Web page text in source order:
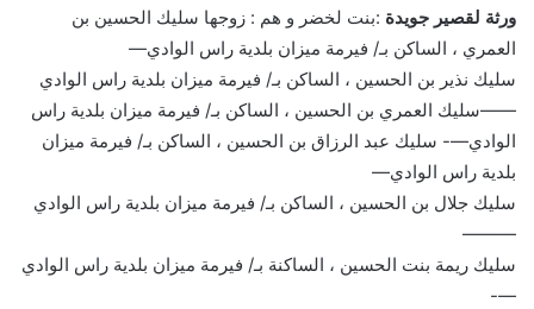
ورثة لقصير جويدة :بنت لخضر و هم : زوجها سليك الحسين بن
العمري ، الساكن بـ/ فيرمة ميزان بلدية راس الوادي—
سليك نذير بن الحسين ، الساكن بـ/ فيرمة ميزان بلدية راس الوادي
——سليك العمري بن الحسين ، الساكن بـ/ فيرمة ميزان بلدية راس
الوادي—- سليك عبد الرزاق بن الحسين ، الساكن بـ/ فيرمة ميزان
بلدية راس الوادي—
سليك جلال بن الحسين ، الساكن بـ/ فيرمة ميزان بلدية راس الوادي
———
سليك ريمة بنت الحسين ، الساكنة بـ/ فيرمة ميزان بلدية راس الوادي
—-